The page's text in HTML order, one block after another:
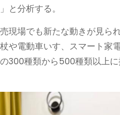
と分析する。
現場でも新たな動きが見ら
や電動車いす、スマート家
300種類から500種類以上